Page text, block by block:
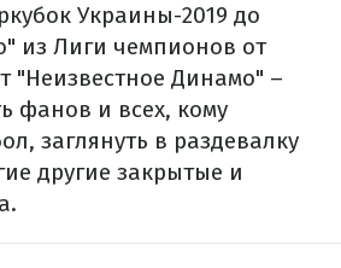
Украины-2019 до
из Лиги чемпионов от
"Неизвестное Динамо" –
фанов и всех, кому
заглянуть в раздевалку
другие закрытые и